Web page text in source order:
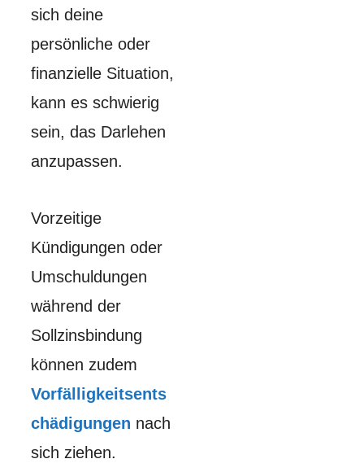
sich deine
persönliche oder
finanzielle Situation,
kann es schwierig
sein, das Darlehen
anzupassen.
Vorzeitige
Kündigungen oder
Umschuldungen
während der
Sollzinsbindung
können zudem
Vorfälligkeitsents
chädigungen nach
sich ziehen.